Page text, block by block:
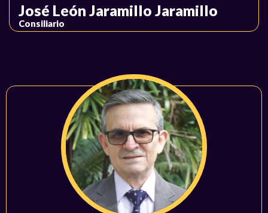
José León Jaramillo Jaramillo
Consiliario